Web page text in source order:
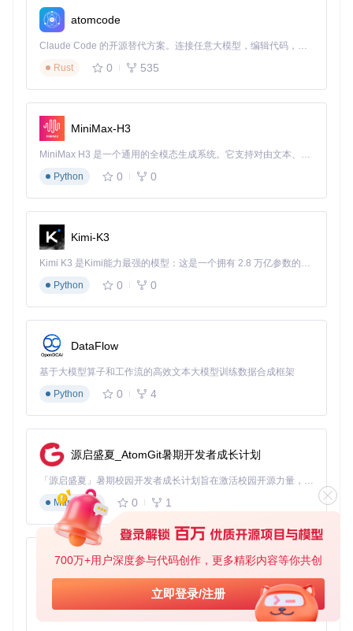
700万+用户深度参与代码创作，更多精彩内容等你共创
立即登录/注册
进阶增强：DRM组件适配与配置
如何安装并验证Widevine DRM支持
检查设备DRM支持状态：
安装开源DRM解决方案：
从F-Droid下载并安装"DRM Provider"应用
在microG设置中启用"DRM内容支持"（路径：microG
验证DRM配置： 查看play-services-droidguard/core/src/
main/res/values/drm_config.xml确认DRM配置参数
深度定制：源码级优化与调试
针对视频播放的microG源码调整建议
a/com/google/android/gms/media/MediaDrmHelper.java
启用详细日志记录： 在play-services-core/src/main/java/
org/microg/gms/common/Logger.java中设置日志级别为V
应用自定义构建：
git clone
cd
效果验证：科学测试播放功能恢复状态
沙盒环境测试流程
基础功能测试：
播放30秒短视频内容验证基本播放功能
切换视频质量（720p/1080p）测试自适应码率能力
atomcode
Claude Code 的开源替代方案。连接任意大模型，编辑代码，运行命令，自动验证 — 全自动执行。用 Rust 构建，极致性能。 ｜ An open-source alternative to Claude Code. Connect any LLM, edit code, run commands, and verify changes — autonomously. Built in Rust for speed. Get Started
Rust
0 535
MiniMax-H3
MiniMax H3 是一个通用的全模态生成系统。它支持对由文本、图像、视频和音频组成的多模态上下文进行统一理解，并能生成分辨率高达 2K、时长可达 15 秒的带原生立体声音频的视频。得益于面向任务泛化的系统设计，H3 在预训练阶段就已具备广泛的多模态上下文理解与生成能力，能够出色地执行复杂的多模态指令。
Python
0 0
Kimi-K3
Kimi K3 是Kimi能力最强的模型：这是一个拥有 2.8 万亿参数的混合专家（MoE）模型，具备原生视觉理解能力，并支持 100 万 token 的上下文窗口。
Python
0 0
DataFlow
基于大模型算子和工作流的高效文本大模型训练数据合成框架
Python
0 4
源启盛夏_AtomGit暑期开发者成长计划
「源启盛夏」暑期校园开发者成长计划旨在激活校园开源力量，通过积分激励、认证扶持、资源倾斜等形式，引导高校组织和开发者完成「入驻 — 建项目 — 做贡献 — 获认证 — 得资源」的完整闭环。无论你是想带领社团入驻平台的组织者，还是希望用代码贡献证明自己的开发者，都能在这里找到属于你的成长路径。
Markdown
0 1
py-xiaozhi
基于Python的Xiaozhi AI，适用于想要完整Xiaozhi体验而无需拥有专用硬件的用户。
Python
0 1